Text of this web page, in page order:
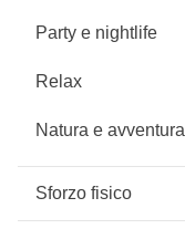
Party e nightlife
Relax
Natura e avventura
Sforzo fisico